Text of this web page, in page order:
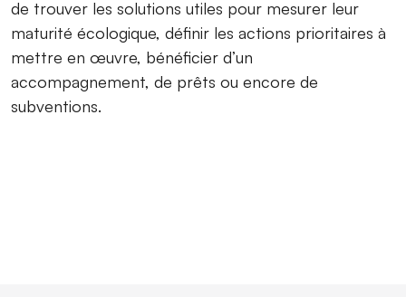
de trouver les solutions utiles pour mesurer leur
maturité écologique, définir les actions prioritaires à
mettre en œuvre, bénéficier d’un
accompagnement, de prêts ou encore de
subventions.